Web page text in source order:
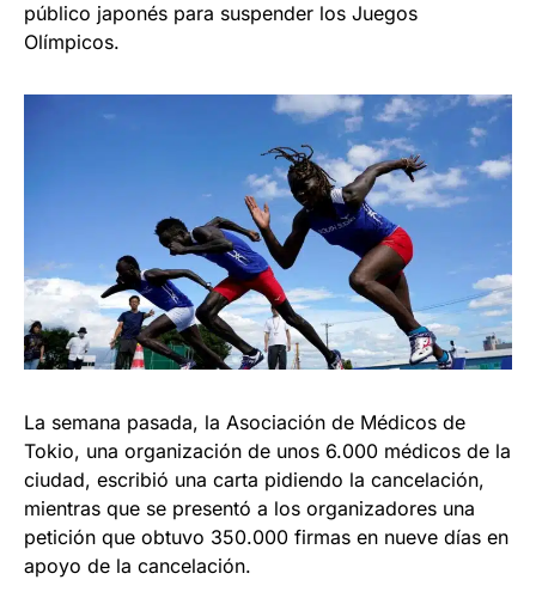
público japonés para suspender los Juegos
Olímpicos.
La semana pasada, la Asociación de Médicos de
Tokio, una organización de unos 6.000 médicos de la
ciudad, escribió una carta pidiendo la cancelación,
mientras que se presentó a los organizadores una
petición que obtuvo 350.000 firmas en nueve días en
apoyo de la cancelación.